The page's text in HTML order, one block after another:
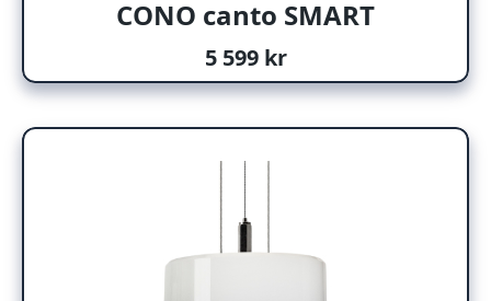
CONO canto SMART
5 599 kr